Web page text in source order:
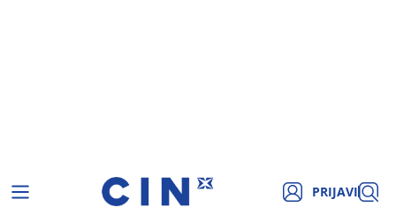
PRIJAVI